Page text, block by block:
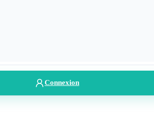
Connexion